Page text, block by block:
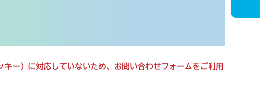
ー）に対応していないため、お問い合わせフォームをご利用